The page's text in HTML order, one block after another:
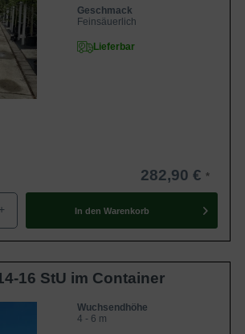
Geschmack
Feinsäuerlich
Lieferbar
282,90 €
+ In den Warenkorb
16 StU im Container
Wuchsendhöhe
4 - 6 m